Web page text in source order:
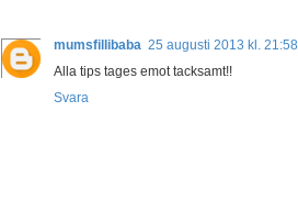
mumsfillibaba 25 augusti 2013 kl. 21:58
Alla tips tages emot tacksamt!!
Svara